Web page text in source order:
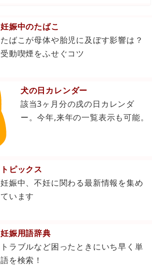
妊娠中のたばこ
たばこが母体や胎児に及ぼす影響は？
受動喫煙をふせぐコツ
犬の日カレンダー
該当3ヶ月分の戌の日カレンダ
ー。今年,来年の一覧表示も可能。
トピックス
妊娠中、不妊に関わる最新情報を集め
ています
妊娠用語辞典
トラブルなど困ったときにいち早く単
語を検索！